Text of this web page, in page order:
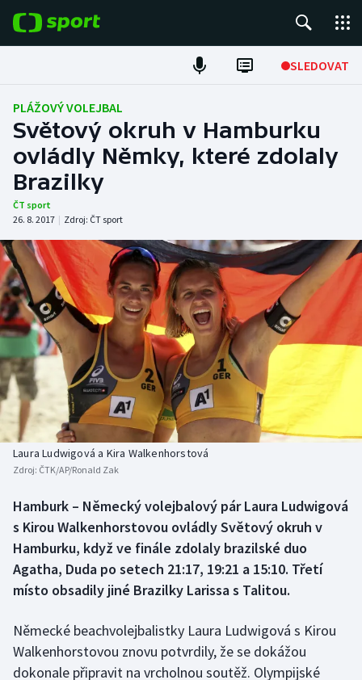
SLEDOVAT
Fotbal
Hokej
Tenis
Atletika
Cyklistika
DALŠÍ SPORTY
Americký fotbal
Baseball a softbal
Basketbal
Biatlon
Box
Curling
Florbal
NEPŘEHLÉDNĚTE
Soutěže
Historické návraty
Aplikace ČT sport
PLÁŽOVÝ VOLEJBAL
Světový okruh v Hamburku
ovládly Němky, které zdolaly
Brazilky
ČT sport
26. 8. 2017 | Zdroj: ČT sport
Laura Ludwigová a Kira Walkenhorstová
Zdroj: ČTK/AP/Ronald Zak
Hamburk – Německý volejbalový pár Laura Ludwigová
s Kirou Walkenhorstovou ovládly Světový okruh v
Hamburku, když ve finále zdolaly brazilské duo
Agatha, Duda po setech 21:17, 19:21 a 15:10. Třetí
místo obsadily jiné Brazilky Larissa s Talitou.
Německé beachvolejbalistky Laura Ludwigová s Kirou
Walkenhorstovou znovu potvrdily, že se dokážou
dokonale připravit na vrcholnou soutěž. Olympijské